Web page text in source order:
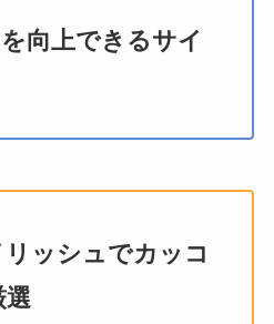
向上できるサイ
ッシュでカッコ
選